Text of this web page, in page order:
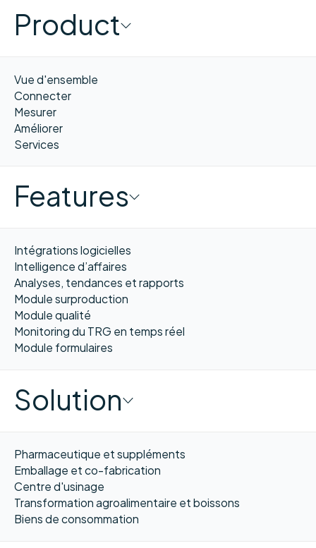
Product
Vue d'ensemble
Connecter
Mesurer
Améliorer
Services
Features
Intégrations logicielles
Intelligence d’affaires
Analyses, tendances et rapports
Module surproduction
Module qualité
Monitoring du TRG en temps réel
Module formulaires
Solution
Pharmaceutique et suppléments
Emballage et co-fabrication
Centre d'usinage
Transformation agroalimentaire et boissons
Biens de consommation